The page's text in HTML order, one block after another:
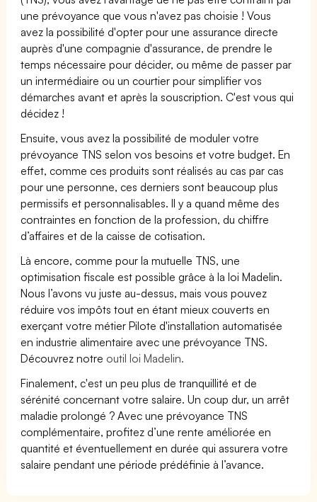
une prévoyance que vous n'avez pas choisie ! Vous
avez la possibilité d'opter pour une assurance directe
auprès d'une compagnie d'assurance, de prendre le
temps nécessaire pour décider, ou même de passer par
un intermédiaire ou un courtier pour simplifier vos
démarches avant et après la souscription. C'est vous qui
décidez !
Ensuite, vous avez la possibilité de moduler votre
prévoyance TNS selon vos besoins et votre budget. En
effet, comme ces produits sont réalisés au cas par cas
pour une personne, ces derniers sont beaucoup plus
permissifs et personnalisables. Il y a quand même des
contraintes en fonction de la profession, du chiffre
d’affaires et de la caisse de cotisation.
Là encore, comme pour la mutuelle TNS, une
optimisation fiscale est possible grâce à la loi Madelin.
Nous l’avons vu juste au-dessus, mais vous pouvez
réduire vos impôts tout en étant mieux couverts en
exerçant votre métier Pilote d'installation automatisée
en industrie alimentaire avec une prévoyance TNS.
Découvrez notre outil loi Madelin.
Finalement, c'est un peu plus de tranquillité et de
sérénité concernant votre salaire. Un coup dur, un arrêt
maladie prolongé ? Avec une prévoyance TNS
complémentaire, profitez d’une rente améliorée en
quantité et éventuellement en durée qui assurera votre
salaire pendant une période prédéfinie à l’avance.